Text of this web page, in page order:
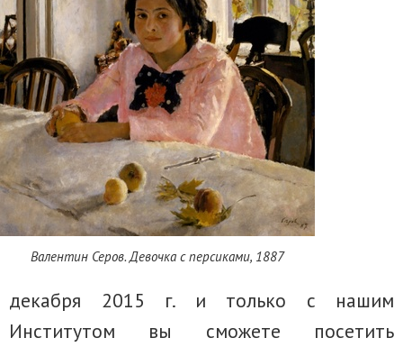
Валентин Серов. Девочка с персиками, 1887
декабря 2015 г. и только с нашим
Институтом вы сможете посетить